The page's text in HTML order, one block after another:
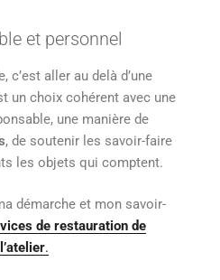
et personnel
c’est aller au delà d’une
un choix cohérent avec une
une manière de
, de soutenir les savoir-faire
les objets qui comptent.
démarche et mon savoir-
de restauration de
.